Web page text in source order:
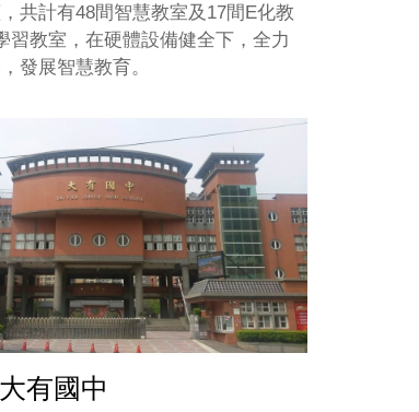
共計有48間智慧教室及17間E化教
習教室，在硬體設備健全下，全力
發展智慧教育。
有國中